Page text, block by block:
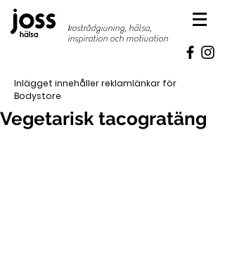
kostrådgivning, hälsa,
inspiration och motivation
Inlägget innehåller reklamlänkar för
Bodystore
Vegetarisk tacogratäng